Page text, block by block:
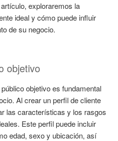
exploraremos la
ideal y cómo puede influir
de su negocio.
objetivo
objetivo es fundamental
Al crear un perfil de cliente
las características y los rasgos
Este perfil puede incluir
edad, sexo y ubicación, así